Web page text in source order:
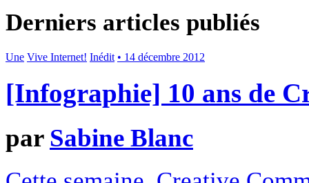
Derniers articles publiés
Une Vive Internet! Inédit • 14 décembre 2012
[Infographie] 10 ans de
par Sabine Blanc